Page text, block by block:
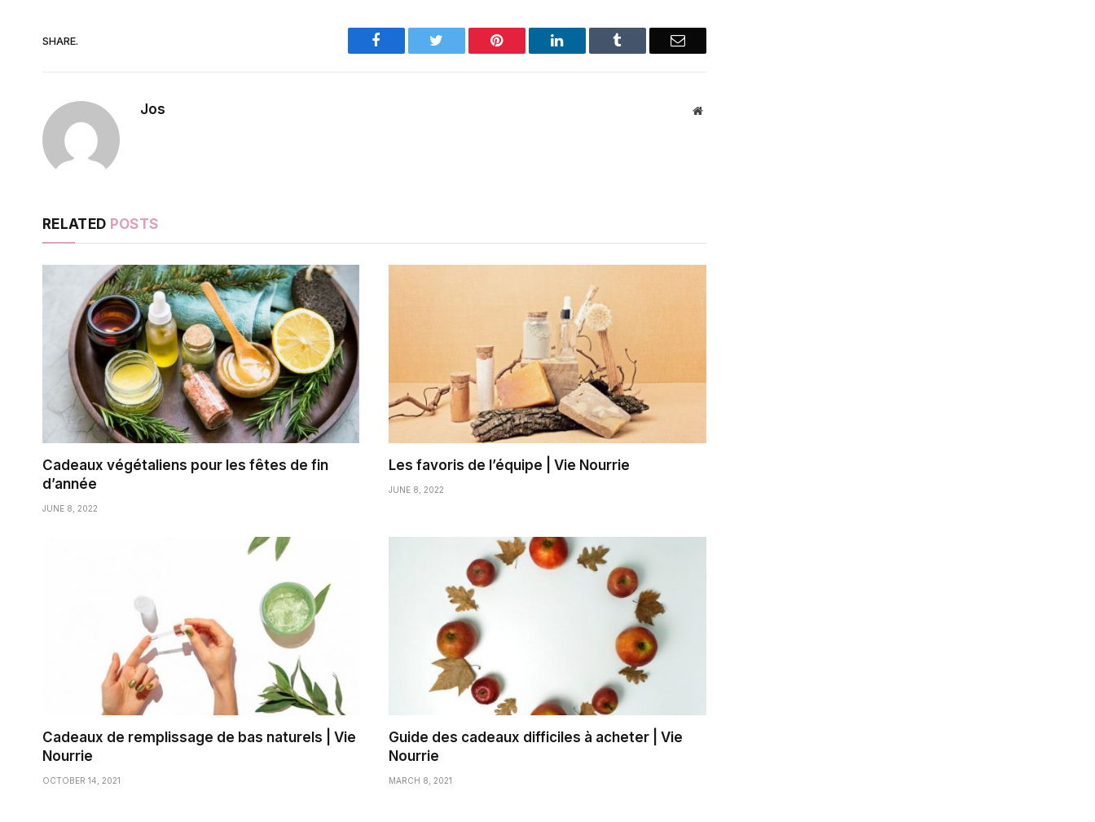
SHARE. Facebook Pinterest LinkedIn Email
Jos Website
RELATED POSTS
Cadeaux végétaliens pour les fêtes de fin
d’année
JUNE 8, 2022
Les favoris de l’équipe | Vie Nourrie
JUNE 8, 2022
Cadeaux de remplissage de bas naturels | Vie
Nourrie
OCTOBER 14, 2021
Guide des cadeaux difficiles à acheter | Vie
Nourrie
MARCH 8, 2021